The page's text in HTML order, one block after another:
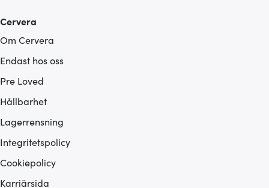
Cervera
Om Cervera
Endast hos oss
Pre Loved
Hållbarhet
Lagerrensning
Integritetspolicy
Cookiepolicy
Karriärsida